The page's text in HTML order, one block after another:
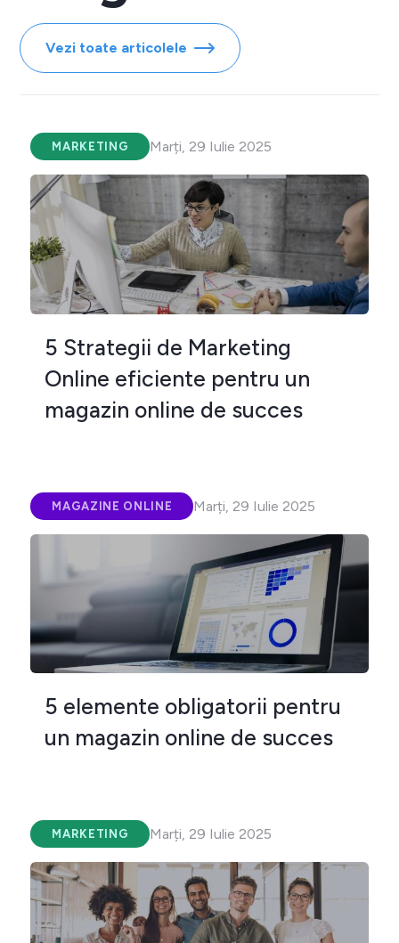
Vezi toate articolele
MARKETING Marți, 29 Iulie 2025
5 Strategii de Marketing
Online eficiente pentru un
magazin online de succes
MAGAZINE ONLINE Marți, 29 Iulie 2025
5 elemente obligatorii pentru
un magazin online de succes
MARKETING Marți, 29 Iulie 2025